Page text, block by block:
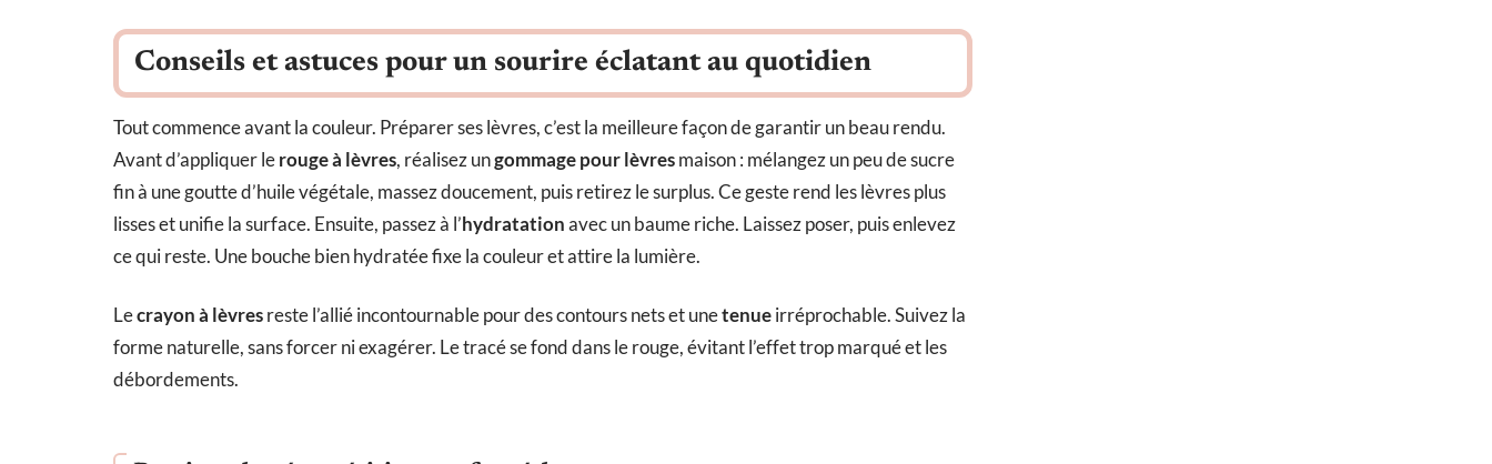
Conseils et astuces pour un sourire éclatant au quotidien
Tout commence avant la couleur. Préparer ses lèvres, c’est la meilleure façon de garantir un beau rendu.
Avant d’appliquer lerouge à lèvres, réalisez ungommage pour lèvresmaison : mélangez un peu de sucre
fin à une goutte d’huile végétale, massez doucement, puis retirez le surplus. Ce geste rend les lèvres plus
lisses et unifie la surface. Ensuite, passez à l’hydratationavec un baume riche. Laissez poser, puis enlevez
ce qui reste. Une bouche bien hydratée fixe la couleur et attire la lumière.
Lecrayon à lèvresreste l’allié incontournable pour des contours nets et unetenueirréprochable. Suivez la
forme naturelle, sans forcer ni exagérer. Le tracé se fond dans le rouge, évitant l’effet trop marqué et les
débordements.